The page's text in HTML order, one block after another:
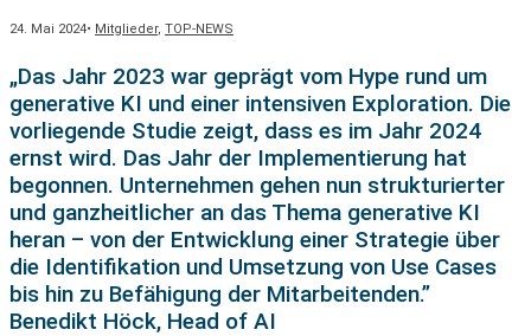
24. Mai 2024• Mitglieder, TOP-NEWS
„Das Jahr 2023 war geprägt vom Hype rund um
generative KI und einer intensiven Exploration. Die
vorliegende Studie zeigt, dass es im Jahr 2024
ernst wird. Das Jahr der Implementierung hat
begonnen. Unternehmen gehen nun strukturierter
und ganzheitlicher an das Thema generative KI
heran – von der Entwicklung einer Strategie über
die Identifikation und Umsetzung von Use Cases
bis hin zu Befähigung der Mitarbeitenden.”
Benedikt Höck, Head of AI